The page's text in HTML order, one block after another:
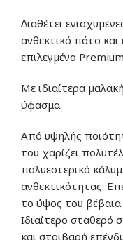
∆ιαθέτει
ανθεκτικό πάτο και
επιλεγµένο
Με ιδιαίτερα
ύφασμα.
Από υψηλής
του χαρίζει
πολυεστερικό
ανθεκτικότητας.
το ύψος του βέβαια
Ιδιαίτερο
και στοιβαρή